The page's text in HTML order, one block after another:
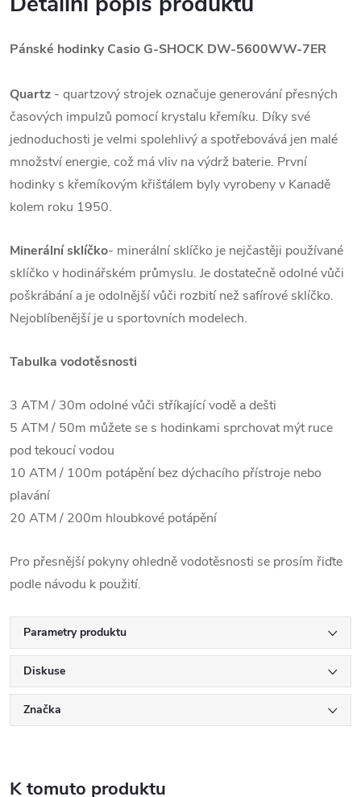
Pánské hodinky Casio G-SHOCK DW-5600WW-7ER
Quartz - quartzový strojek označuje generování přesných
časových impulzů pomocí krystalu křemíku. Díky své
jednoduchosti je velmi spolehlivý a spotřebovává jen malé
množství energie, což má vliv na výdrž baterie. První
hodinky s křemíkovým křišťálem byly vyrobeny v Kanadě
kolem roku 1950.
Minerální sklíčko- minerální sklíčko je nejčastěji používané
sklíčko v hodinářském průmyslu. Je dostatečně odolné vůči
poškrábání a je odolnější vůči rozbití než safírové sklíčko.
Nejoblíbenější je u sportovních modelech.
Tabulka vodotěsnosti
3 ATM / 30m odolné vůči stříkající vodě a dešti
5 ATM / 50m můžete se s hodinkami sprchovat mýt ruce
pod tekoucí vodou
10 ATM / 100m potápění bez dýchacího přístroje nebo
plavání
20 ATM / 200m hloubkové potápění
Pro přesnější pokyny ohledně vodotěsnosti se prosím řiďte
podle návodu k použití.
Parametry produktu
Diskuse
Značka
K tomuto produktu